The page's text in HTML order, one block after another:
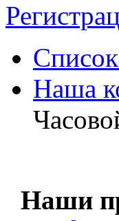
Наша
Наши